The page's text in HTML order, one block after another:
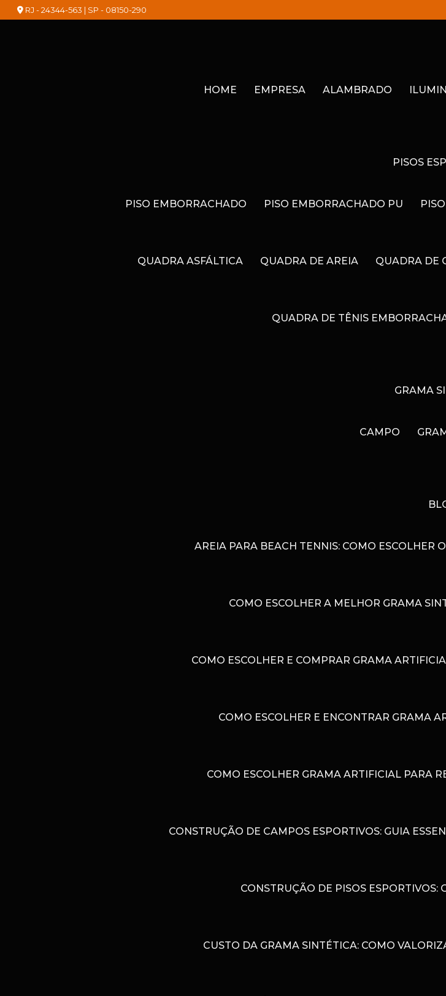
RJ - 24344-563 | SP - 08150-290
HOME EMPRESA ALAMBRADO
PISOS
PISO EMBORRACHADO PISO EMBORRACHADO PU
QUADRA ASFÁLTICA QUADRA DE AREIA QUADRA DE
QUADRA DE TÊNIS
GRAMA
CAMPO
AREIA PARA BEACH TENNIS: COMO ESCOLHER
COMO ESCOLHER A MELHOR GRAMA
COMO ESCOLHER E COMPRAR GRAMA
COMO ESCOLHER E ENCONTRAR GRAMA
COMO ESCOLHER GRAMA ARTIFICIAL PARA
CONSTRUÇÃO DE CAMPOS ESPORTIVOS: GUIA
CONSTRUÇÃO DE PISOS
CUSTO DA GRAMA SINTÉTICA: COMO